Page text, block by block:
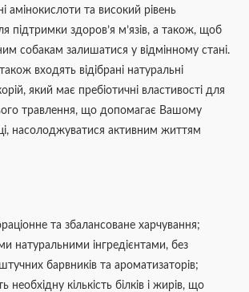
амінокислоти та високий рівень
підтримки здоров’я м’язів, а також, щоб
собакам залишатися у відмінному стані.
входять відібрані натуральні
який має пребіотичні властивості для
травлення, що допомагає Вашому
насолоджуватися активним життям
та збалансоване харчування;
натуральними інгредієнтами, без
барвників та ароматизаторів;
необхідну кількість білків і жирів, що